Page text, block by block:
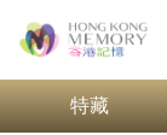
特藏